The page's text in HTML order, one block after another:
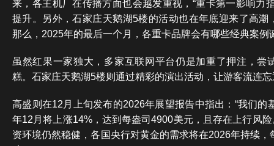
来，各主机厂在传播方面也会越发重视，“重卡第一影响力
提升。另外，石家庄天鹅湖5楼的活动也在年底迎来了高潮
那么，2025年的最后一个月，各重卡品牌会有哪些经典案例
虽然红果一家独大，多家互联网平台仍是加重了押注，尝
糕。石家庄天鹅湖5楼则通过精彩的演出活动，让游客流连
高盛则在12月上旬发布的2026年展望报告中指出：“我们的
年12月将上涨14%，达到每盎司4900美元，且存在上行风
资环境仍然稳健，各国央行对黄金的需求将在2026年持续